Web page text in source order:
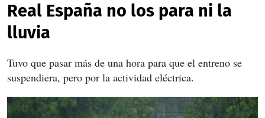
Real España no los para ni la
lluvia
Tuvo que pasar más de una hora para que el entreno se
suspendiera, pero por la actividad eléctrica.